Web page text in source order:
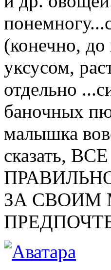
(конечно,
уксусом,
отдельно
баночных
малышка
сказать,
ЗА СВОИМ